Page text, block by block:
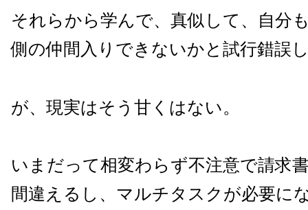
それらから学んで、真似して、自分
側の仲間入りできないかと試行錯誤
が、現実はそう甘くはない。
いまだって相変わらず不注意で請求
間違えるし、マルチタスクが必要に